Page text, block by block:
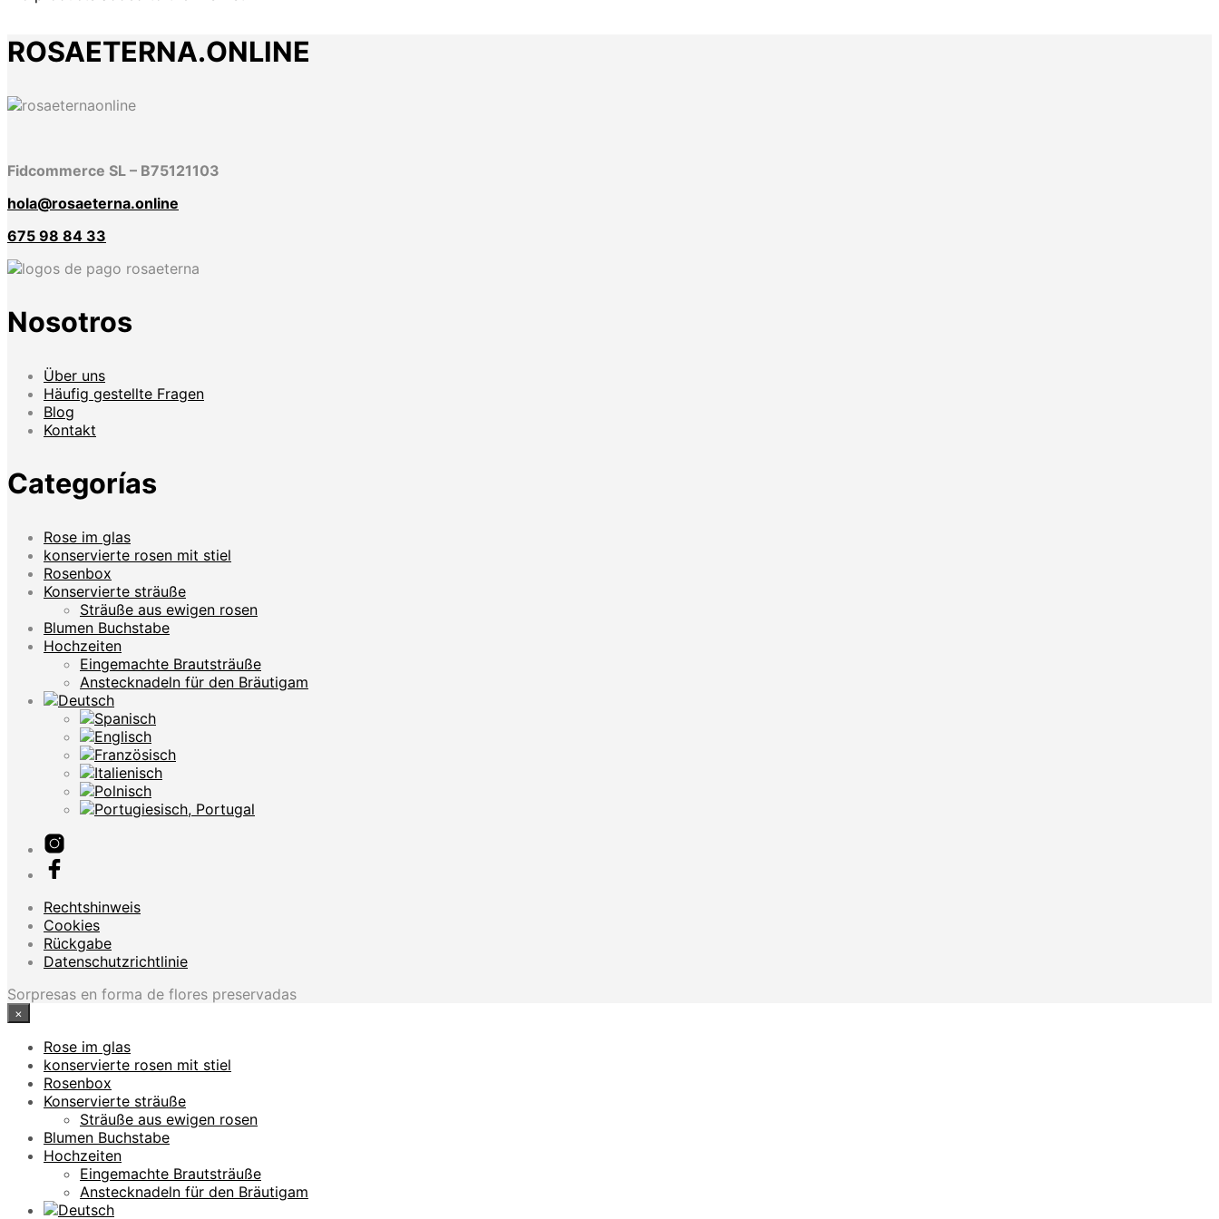
ROSAETERNA.ONLINE
Fidcommerce SL – B75121103
hola@rosaeterna.online
675 98 84 33
Nosotros
Über uns
Häufig gestellte Fragen
Blog
Kontakt
Categorías
Rose im glas
konservierte rosen mit stiel
Rosenbox
Konservierte sträuße
Sträuße aus ewigen rosen
Blumen Buchstabe
Hochzeiten
Eingemachte Brautsträuße
Anstecknadeln für den Bräutigam
Rechtshinweis
Cookies
Rückgabe
Datenschutzrichtlinie
Sorpresas en forma de flores preservadas
×
Rose im glas
konservierte rosen mit stiel
Rosenbox
Konservierte sträuße
Sträuße aus ewigen rosen
Blumen Buchstabe
Hochzeiten
Eingemachte Brautsträuße
Anstecknadeln für den Bräutigam